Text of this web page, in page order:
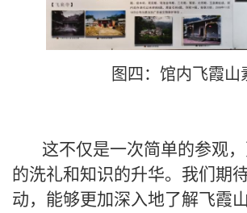
图四：馆内飞霞山
这不仅是一次简单的参观
的洗礼和知识的升华。我们期
动，能够更加深入地了解飞霞